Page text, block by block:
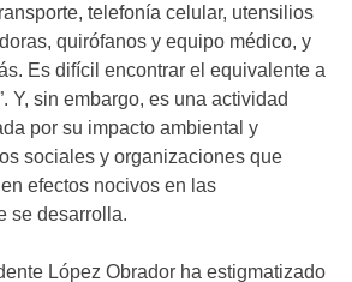
telefonía celular, utensilios
quirófanos y equipo médico, y
Es difícil encontrar el equivalente a
Y, sin embargo, es una actividad
por su impacto ambiental y
sociales y organizaciones que
efectos nocivos en las
se desarrolla.
López Obrador ha estigmatizado